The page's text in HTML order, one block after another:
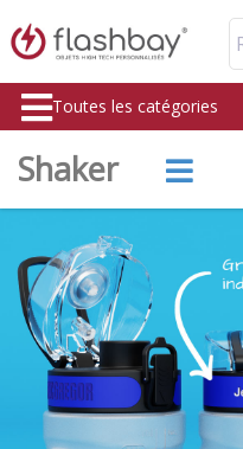
Toutes les catégories
Shaker